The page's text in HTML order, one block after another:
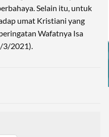
Selain itu, untuk
umat Kristiani yang
Wafatnya Isa
3/2021).